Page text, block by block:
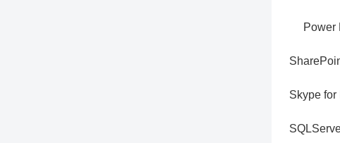
Power
Skype